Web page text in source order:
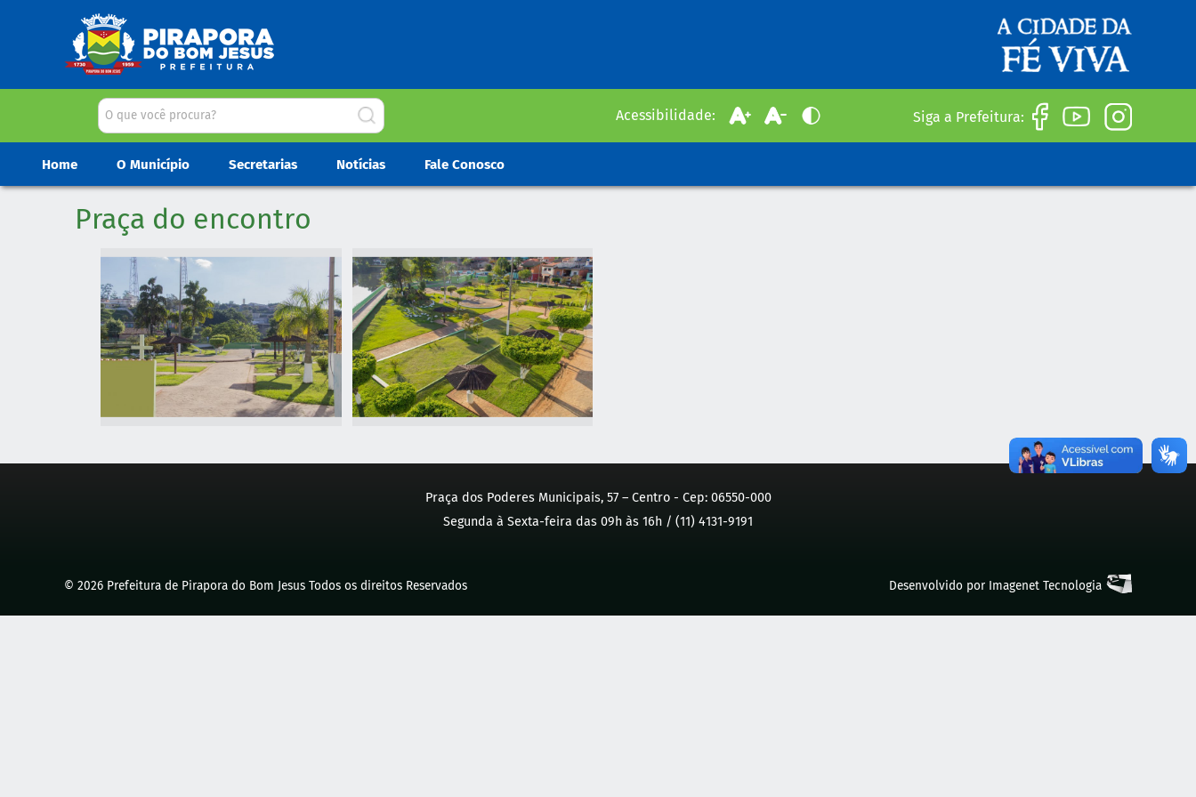
Acessibilidade: Siga a Prefeitura:
Home O Município Secretarias Notícias Fale Conosco
Praça do encontro
Praça dos Poderes Municipais, 57 – Centro - Cep: 06550-000
Segunda à Sexta-feira das 09h às 16h / (11) 4131-9191
© 2026 Prefeitura de Pirapora do Bom Jesus Todos os direitos Reservados Desenvolvido por Imagenet Tecnologia